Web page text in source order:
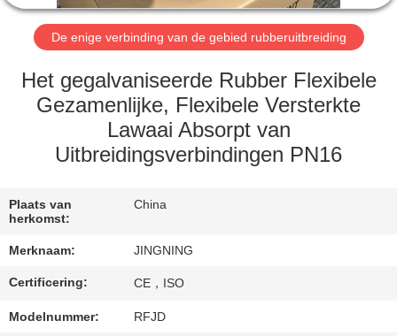
ONGEVEER
ONS
FABRIEKSREIS
KWALITEITSCONTROLE
CONTACTEER
ONS
NIEUWS
De enige verbinding van de gebied rubberuitbreiding
Het gegalvaniseerde Rubber Flexibele
Gezamenlijke, Flexibele Versterkte
Lawaai Absorpt van
Uitbreidingsverbindingen PN16
Plaats van
herkomst:
China
Merknaam: JINGNING
Certificering: CE，ISO
Modelnummer: RFJD